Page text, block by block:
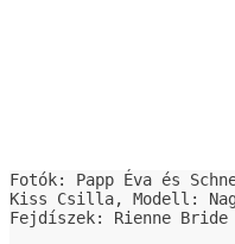
Fotók: Papp Éva és
Kiss Csilla, Modell:
Fejdíszek: Rienne Bride